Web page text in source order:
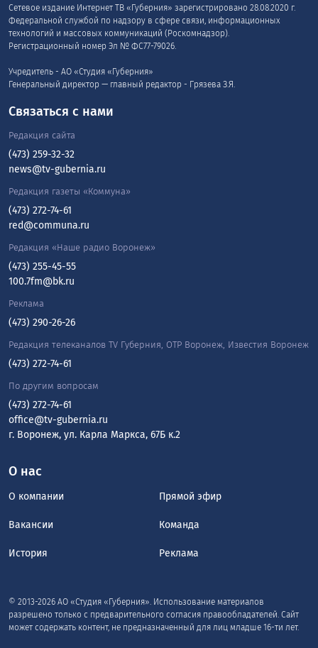
Фото: www.magnific.com
мошенникам и отдала курьеру 5,7 миллиона рублей
обратилась в полицию, сообщила пресс-служба ГУ МВД
по Воронежской области.
Всё произошло в начале июля. На телефон матери
студентки позвонил незнакомец, представился
сотрудником госучреждения и под предлогом
оформления каких-то выплат выманил паспортные
данные. Затем девушке пришло уведомление о взломе
аккаунта на «Госуслугах». После злоумышленники
велели снять все деньги со счета. Затем ей назвали
неизвестной 5 700 000 рублей, искренне веря, что те
уходят на «безопасный счёт».
Осознав, что её обманули, девушка написала
особо крупном размере. Фигурантам грозит до десяти
лет лишения свободы.